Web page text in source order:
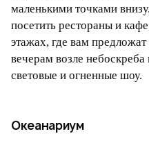
маленькими точками
посетить рестораны и
этажах, где вам
вечерам возле
световые и огненные шоу.
Океанариум